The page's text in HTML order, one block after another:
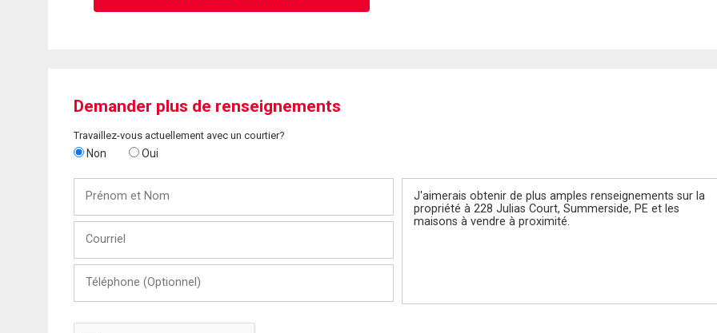
Demander plus de renseignements
Travaillez-vous actuellement avec un courtier?
Non Oui
Nom
(Optionnel)